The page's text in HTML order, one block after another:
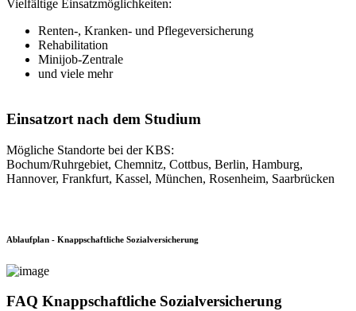
Vielfältige Einsatzmöglichkeiten:
Renten-, Kranken- und Pflegeversicherung
Rehabilitation
Minijob-Zentrale
und viele mehr
Einsatzort nach dem Studium
Mögliche Standorte bei der KBS:
Bochum/Ruhrgebiet, Chemnitz, Cottbus, Berlin, Hamburg,
Hannover, Frankfurt, Kassel, München, Rosenheim, Saarbrücken
Ablaufplan - Knappschaftliche Sozialversicherung
FAQ Knappschaftliche Sozialversicherung